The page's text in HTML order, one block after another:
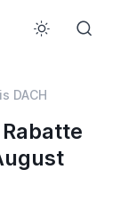
DACH